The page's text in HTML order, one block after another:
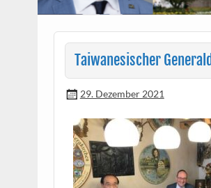
Taiwanesischer
29. Dezember 2021